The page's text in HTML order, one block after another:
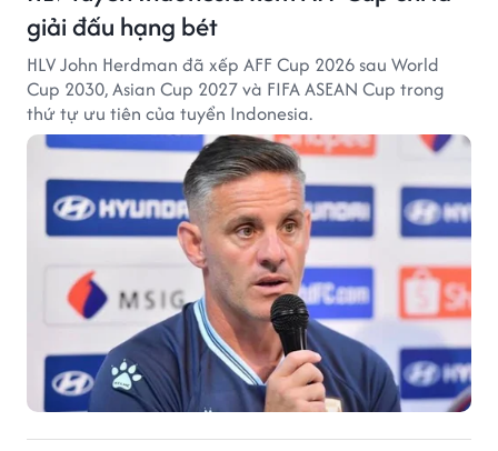
giải đấu hạng bét
HLV John Herdman đã xếp AFF Cup 2026 sau World
Cup 2030, Asian Cup 2027 và FIFA ASEAN Cup trong
thứ tự ưu tiên của tuyển Indonesia.